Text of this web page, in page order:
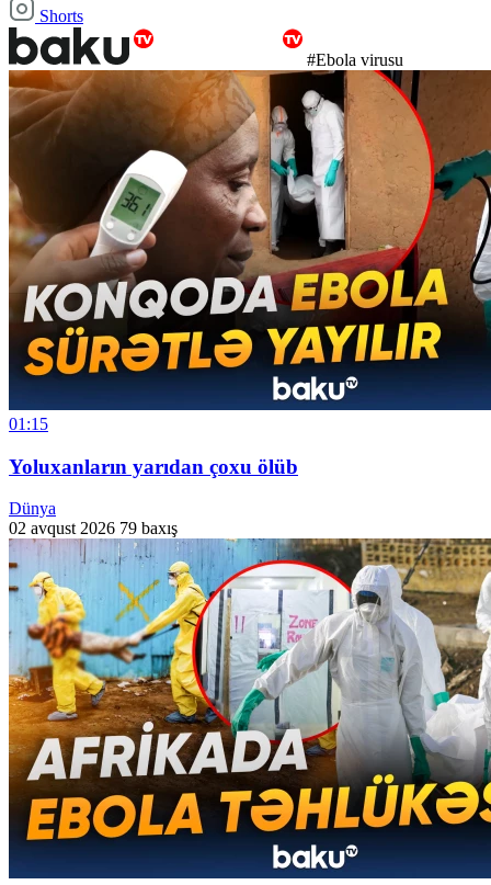
Shorts
#Ebola virusu
01:15
Yoluxanların yarıdan çoxu ölüb
Dünya
02 avqust 2026 79 baxış